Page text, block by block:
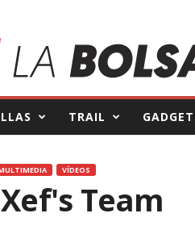
TRAIL
VÍDEOS
Team